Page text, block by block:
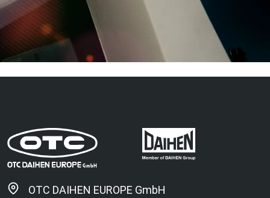
OTC DAIHEN EUROPE GmbH